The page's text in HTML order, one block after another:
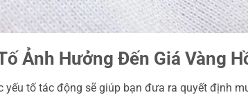
Ảnh Hưởng Đến Giá Vàng
yếu tố tác động sẽ giúp bạn đưa ra quyết định